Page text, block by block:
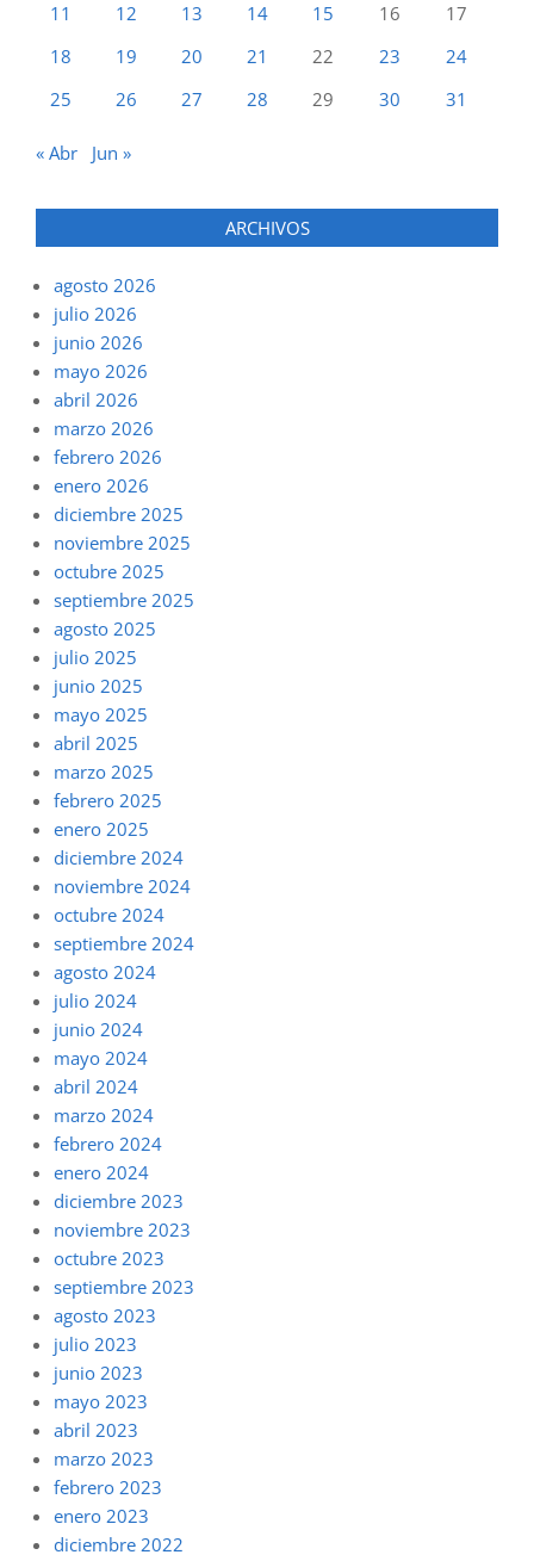
11
12 13 14 15 16
17
18
19 20 21 22 23
24
25
26 27 28 29 30 31
« Abr Jun »
ARCHIVOS
agosto 2026
julio 2026
junio 2026
mayo 2026
abril 2026
marzo 2026
febrero 2026
enero 2026
diciembre 2025
noviembre 2025
octubre 2025
septiembre 2025
agosto 2025
julio 2025
junio 2025
mayo 2025
abril 2025
marzo 2025
febrero 2025
enero 2025
diciembre 2024
noviembre 2024
octubre 2024
septiembre 2024
agosto 2024
julio 2024
junio 2024
mayo 2024
abril 2024
marzo 2024
febrero 2024
enero 2024
diciembre 2023
noviembre 2023
octubre 2023
septiembre 2023
agosto 2023
julio 2023
junio 2023
mayo 2023
abril 2023
marzo 2023
febrero 2023
enero 2023
diciembre 2022